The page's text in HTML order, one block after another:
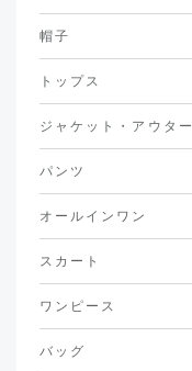
帽子
トップス
ジャケット・アウター
パンツ
オールインワン
スカート
ワンピース
バッグ